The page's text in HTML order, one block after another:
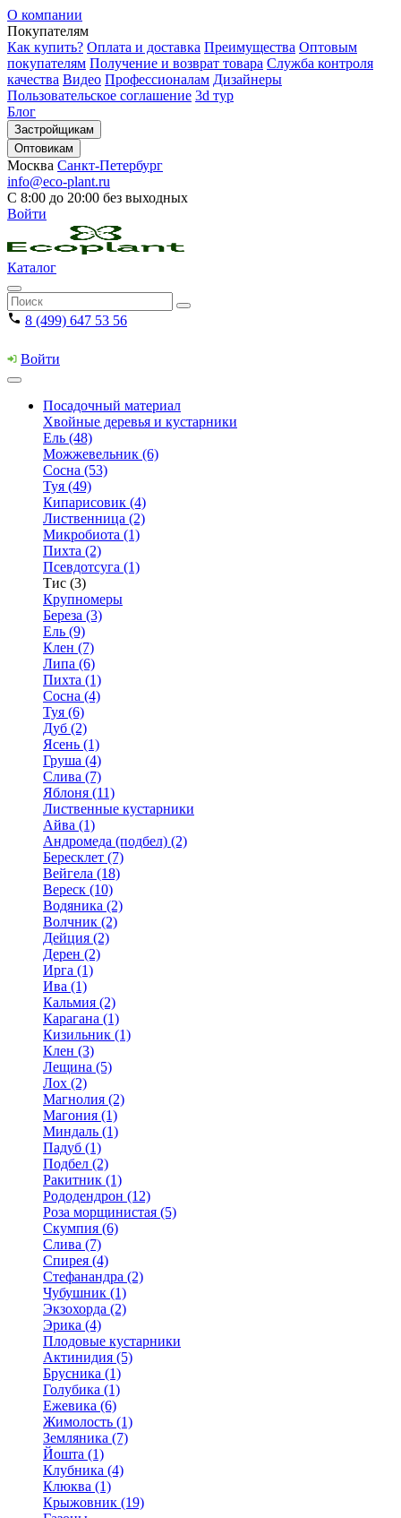
О компании
Покупателям
Как купить? Оплата и доставка Преимущества Оптовым
покупателям Получение и возврат товара Служба контроля
качества Видео Профессионалам Дизайнеры
Пользовательское соглашение 3d тур
Блог
Застройщикам
Оптовикам
Москва Санкт-Петербург
info@eco-plant.ru
С 8:00 до 20:00 без выходных
Войти
Каталог
8 (499) 647 53 56
Войти
Посадочный материал
Хвойные деревья и кустарники
Ель (48)
Можжевельник (6)
Сосна (53)
Туя (49)
Кипарисовик (4)
Лиственница (2)
Микробиота (1)
Пихта (2)
Псевдотсуга (1)
Тис (3)
Крупномеры
Береза (3)
Ель (9)
Клен (7)
Липа (6)
Пихта (1)
Сосна (4)
Туя (6)
Дуб (2)
Ясень (1)
Груша (4)
Слива (7)
Яблоня (11)
Лиственные кустарники
Айва (1)
Андромеда (подбел) (2)
Бересклет (7)
Вейгела (18)
Вереск (10)
Водяника (2)
Волчник (2)
Дейция (2)
Дерен (2)
Ирга (1)
Ива (1)
Кальмия (2)
Карагана (1)
Кизильник (1)
Клен (3)
Лещина (5)
Лох (2)
Магнолия (2)
Магония (1)
Миндаль (1)
Падуб (1)
Подбел (2)
Ракитник (1)
Рододендрон (12)
Роза морщинистая (5)
Скумпия (6)
Слива (7)
Спирея (4)
Стефанандра (2)
Чубушник (1)
Экзохорда (2)
Эрика (4)
Плодовые кустарники
Актинидия (5)
Брусника (1)
Голубика (1)
Ежевика (6)
Жимолость (1)
Земляника (7)
Йошта (1)
Клубника (4)
Клюква (1)
Крыжовник (19)